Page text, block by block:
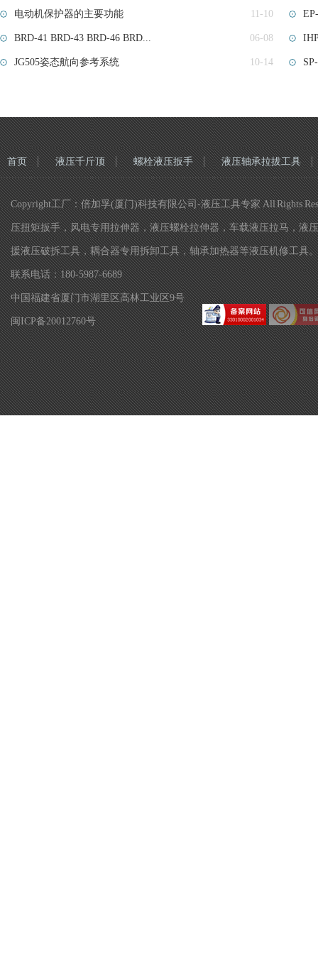
电动机保护器的主要功能 11-10
BRD-41 BRD-43 BRD-46 BRD... 06-08
JG505姿态航向参考系统 10-14
首页 液压千斤顶 螺栓液压扳手 液压轴承拉拔工具
Copyright工厂：倍加孚(厦门)科技有限公司-液压工具专家 All Rights
压扭矩扳手，风电专用拉伸器，液压螺栓拉伸器，车载液压拉马，液
援液压破拆工具，耦合器专用拆卸工具，轴承加热器等液压机修工具。
联系电话：180-5987-6689
中国福建省厦门市湖里区高林工业区9号
闽ICP备20012760号